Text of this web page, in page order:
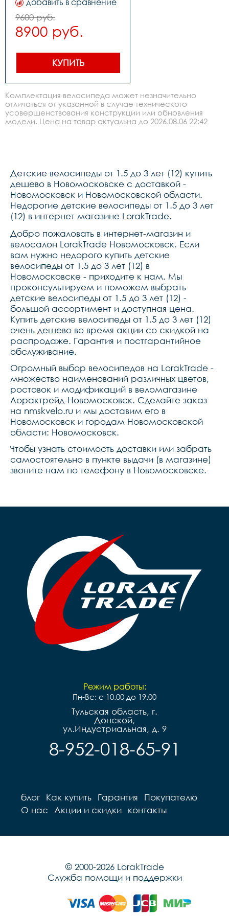
12,цвет:
фиолетоворозовый,вилкасталь,задний
переключатель-,передний
переключатель-,манетки-,шатуны
системасталь
звездысталь,цепь1 ск.
,каретка на
подшипниках,тормоза
задний- ножной,
передний-
wanda,втулкисталь,ободасталь
,рулеваярезьбовая
штырьсталь,вес- кг
добавить в сравнение
9600 руб.
8900 руб.
КУПИТЬ
Комплектация велосипеда может незначительно
отличаться от указанной в случае технического
усовершенствования конструкции или обновления
модели. Цена на товар актуальна до 2026.08.06 22:42
Детские велосипеды от 1.5 до 3 лет (12) купить
дешево в Новомосковске с доставкой -
Новомосковск и Новомосковской области.
Недорогие детские велосипеды от 1.5 до 3 лет
(12) в интернет магазине LorakTrade.
Добро пожаловать в интернет-магазин и
велосалон LorakTrade Новомосковск. Если
вам нужно недорого купить детские
велосипеды от 1.5 до 3 лет (12) в
Новомосковске - приходите к нам. Мы
проконсультируем и поможем выбрать
детские велосипеды от 1.5 до 3 лет (12) -
большой ассортимент и доступная цена.
Купить детские велосипеды от 1.5 до 3 лет (12)
очень дешево во время акции со скидкой на
распродаже. Гарантия и постгарантийное
обслуживание.
Огромный выбор велосипедов на LorakTrade -
множество наименований различных цветов,
ростовок и модификаций в веломагазине
Лорактрейд-Новомосковск. Сделайте заказ
на nmskvelo.ru и мы доставим его в
Новомосковск и городам Новомосковской
области: Новомосковск.
Чтобы узнать стоимость доставки или забрать
самостоятельно в пункте выдачи (в магазине)
звоните нам по телефону в Новомосковске.
Режим работы:
Пн-Вс: с 10.00 до 19.00
Тульская область, г.
Донской,
ул.Индустриальная, д. 9
8-952-018-65-91
блог Как купить Гарантия
Покупателю
О нас
Акции и скидки контакты
© 2000-2026 LorakTrade
Служба помощи и поддержки